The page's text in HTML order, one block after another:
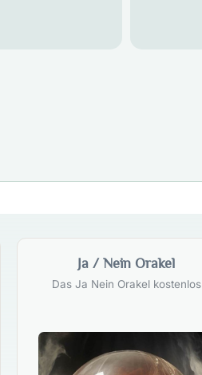
Ja / Nein Orakel
Das Ja Nein Orakel kostenlos